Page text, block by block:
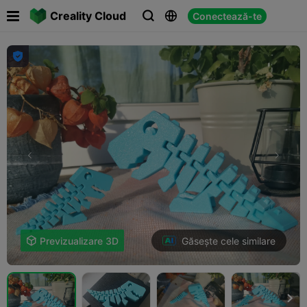
Creality Cloud   Conectează-te
 

 Previzualizare 3D Găsește cele similare
